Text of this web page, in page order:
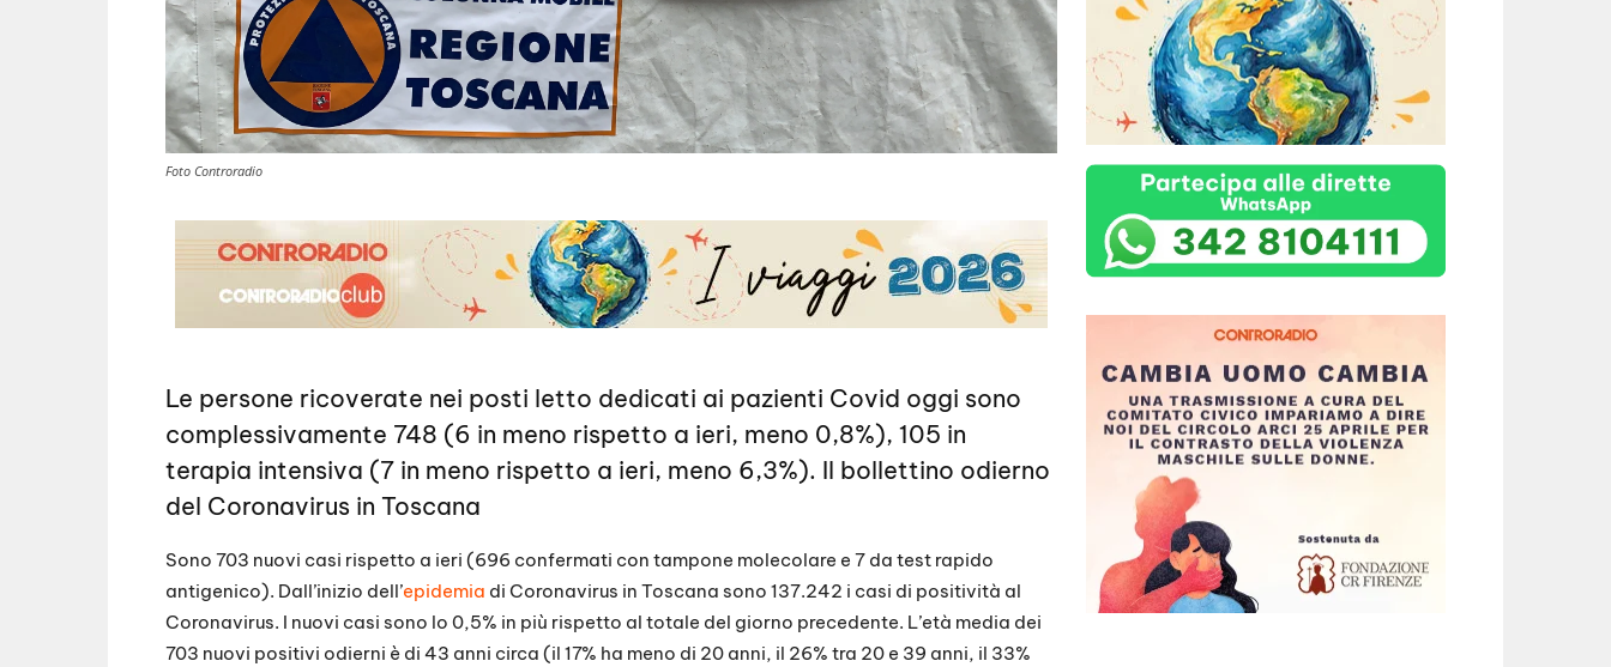
Foto Controradio
Le persone ricoverate nei posti letto dedicati ai pazienti Covid oggi sono
complessivamente 748 (6 in meno rispetto a ieri, meno 0,8%), 105 in
terapia intensiva (7 in meno rispetto a ieri, meno 6,3%). Il bollettino odierno
del Coronavirus in Toscana
Sono 703 nuovi casi rispetto a ieri (696 confermati con tampone molecolare e 7 da test rapido
antigenico). Dall’inizio dell’epidemia di Coronavirus in Toscana sono 137.242 i casi di positività al
Coronavirus. I nuovi casi sono lo 0,5% in più rispetto al totale del giorno precedente. L’età media dei
703 nuovi positivi odierni è di 43 anni circa (il 17% ha meno di 20 anni, il 26% tra 20 e 39 anni, il 33%